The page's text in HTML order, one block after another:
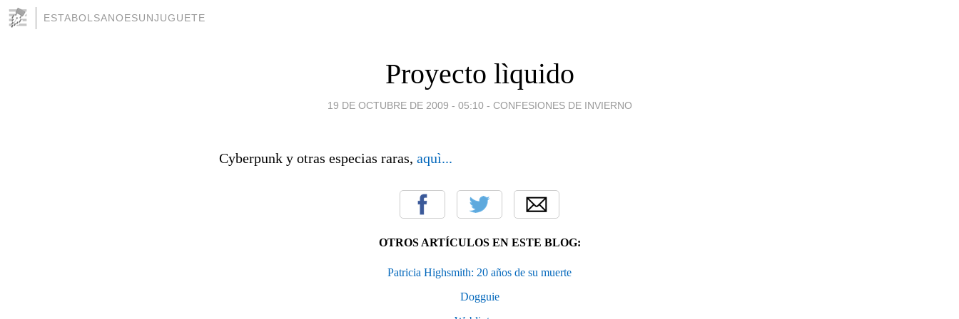
ESTABOLSANOESUNJUGUETE
Proyecto lìquido
19 DE OCTUBRE DE 2009 - 05:10 - CONFESIONES DE INVIERNO
Cyberpunk y otras especias raras, aquì...
OTROS ARTÍCULOS EN ESTE BLOG:
Patricia Highsmith: 20 años de su muerte
Dogguie